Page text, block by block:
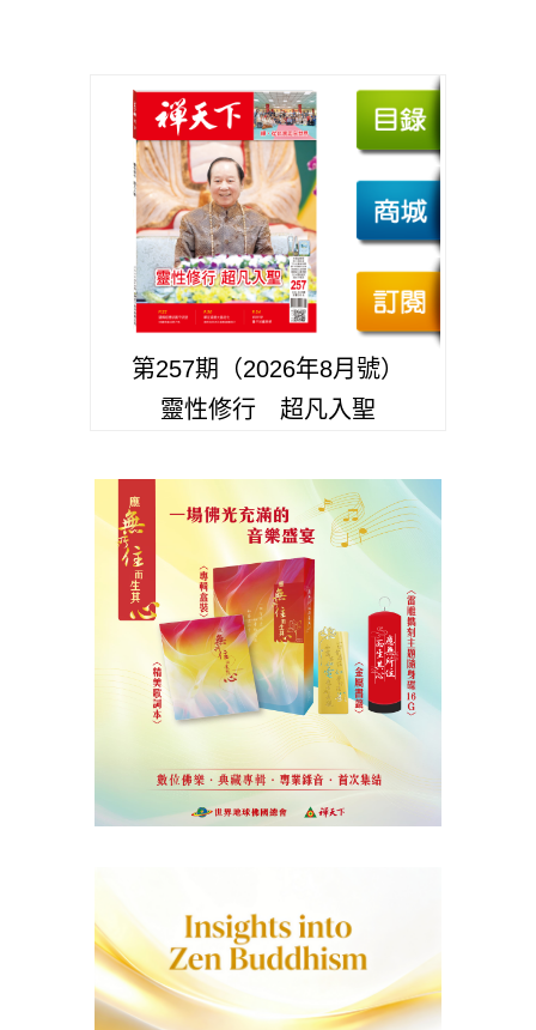
第257期（2026年8月號）
靈性修行 超凡入聖